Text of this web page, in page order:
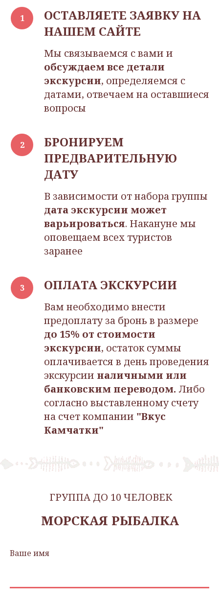
ОСТАВЛЯЕТЕ ЗАЯВКУ НА
НАШЕМ САЙТЕ
Мы связываемся с вами и
обсуждаем все детали
экскурсии, определяемся с
датами, отвечаем на оставшиеся
вопросы
БРОНИРУЕМ
ПРЕДВАРИТЕЛЬНУЮ
ДАТУ
В зависимости от набора группы
дата экскурсии может
варьироваться. Накануне мы
оповещаем всех туристов
заранее
ОПЛАТА ЭКСКУРСИИ
Вам необходимо внести
предоплату за бронь в размере
до 15% от стоимости
экскурсии, остаток суммы
оплачивается в день проведения
экскурсии наличными или
банковским переводом. Либо
согласно выставленному счету
на счет компании "Вкус
Камчатки"
МОРСКАЯ РЫБАЛКА
ГРУППА ДО 10 ЧЕЛОВЕК
Ваше имя